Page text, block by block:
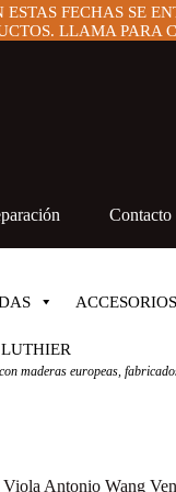
FECHAS SE
LLAMA PARA
Contacto
ACCESORIOS
maderas europeas,
Viola Antonio Wang